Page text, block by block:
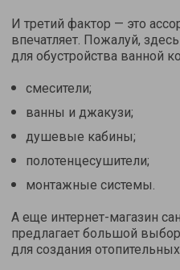
И третий фактор — это
впечатляет. Пожалуй,
для обустройства ванной
смесители;
ванны и джакузи;
душевые кабины;
полотенцесушители;
монтажные системы.
А еще интернет-магазин
предлагает большой
для создания